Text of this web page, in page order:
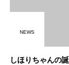
NEWS
しほりちゃんの